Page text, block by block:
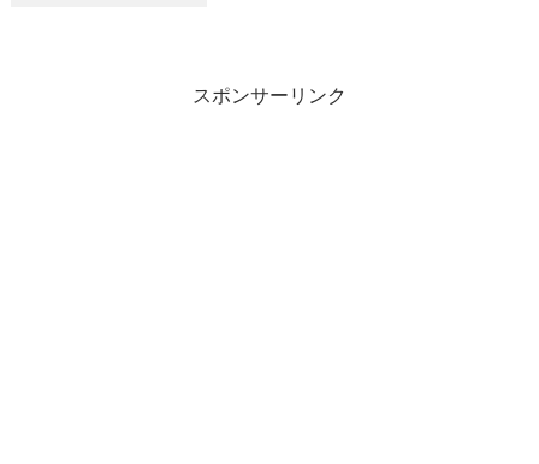
スポンサーリンク